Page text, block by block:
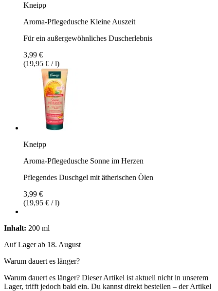
Kneipp
Aroma-Pflegedusche Kleine Auszeit
Für ein außergewöhnliches Duscherlebnis
3,99 €
(19,95 € / l)
Kneipp
Aroma-Pflegedusche Sonne im Herzen
Pflegendes Duschgel mit ätherischen Ölen
3,99 €
(19,95 € / l)
Inhalt: 200 ml
Auf Lager ab 18. August
Warum dauert es länger?
Warum dauert es länger? Dieser Artikel ist aktuell nicht in unserem
Lager, trifft jedoch bald ein. Du kannst direkt bestellen – der Artikel